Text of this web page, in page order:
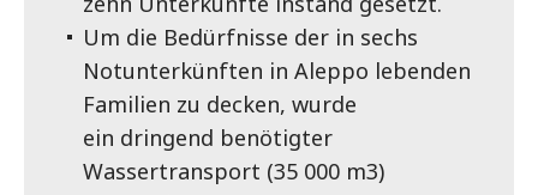
Um die Bedürfnisse der in sechs
Notunterkünften in Aleppo lebenden
Familien zu decken, wurde
ein dringend benötigter
Wassertransport (35 000 m3)